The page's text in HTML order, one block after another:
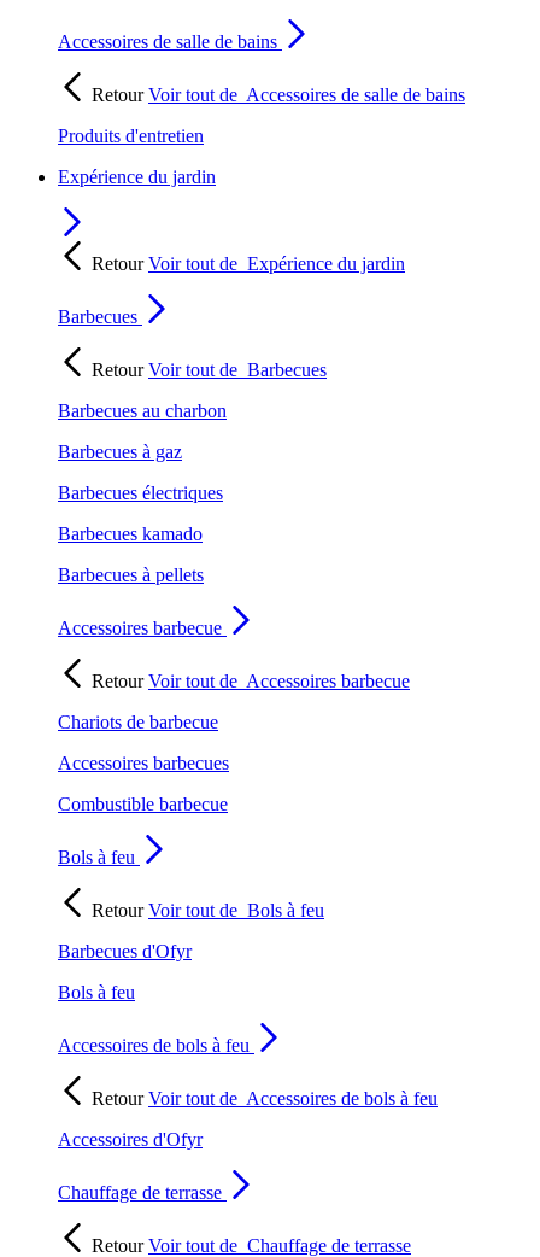
Accessoires de salle de bains
RetourVoir tout de Accessoires de salle de bains
Produits d'entretien
Expérience du jardin
RetourVoir tout de Expérience du jardin
Barbecues
RetourVoir tout de Barbecues
Barbecues au charbon
Barbecues à gaz
Barbecues électriques
Barbecues kamado
Barbecues à pellets
Accessoires barbecue
RetourVoir tout de Accessoires barbecue
Chariots de barbecue
Accessoires barbecues
Combustible barbecue
Bols à feu
RetourVoir tout de Bols à feu
Barbecues d'Ofyr
Bols à feu
Accessoires de bols à feu
RetourVoir tout de Accessoires de bols à feu
Accessoires d'Ofyr
Chauffage de terrasse
RetourVoir tout de Chauffage de terrasse